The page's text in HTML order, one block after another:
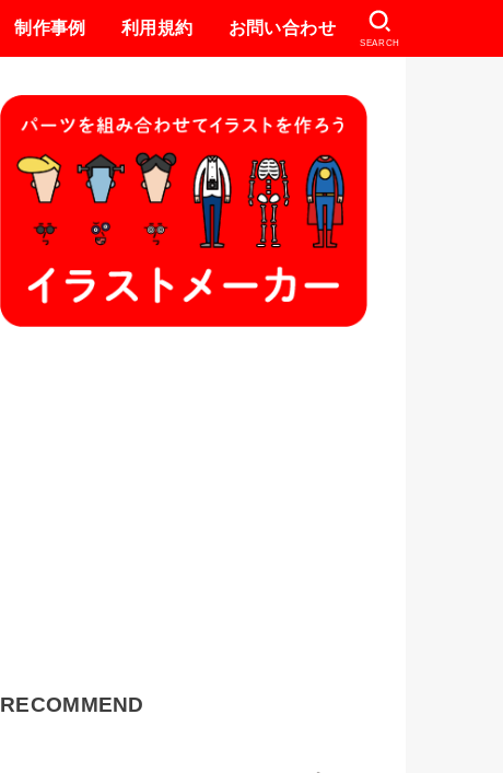
制作事例 利用規約 お問い合わせ
SEARCH
RECOMMEND